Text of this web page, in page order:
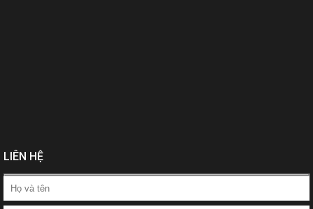
LIÊN HỆ